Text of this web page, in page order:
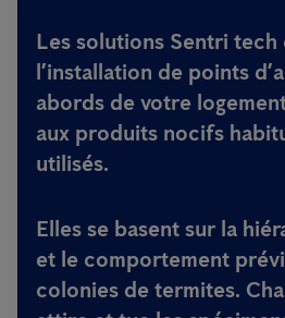
Les solutions Sentri tech
l’installation de points
abords de votre
aux produits nocifs
utilisés.
Elles se basent sur la
et le comportement
colonies de termites.